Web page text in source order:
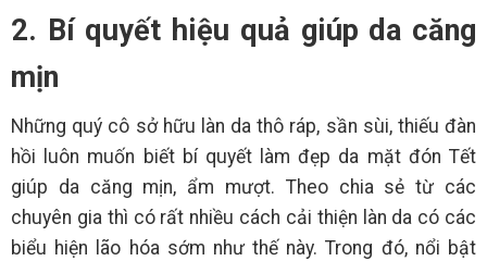
2. Bí quyết hiệu quả giúp da căng
mịn
Những quý cô sở hữu làn da thô ráp, sần sùi, thiếu đàn
hồi luôn muốn biết bí quyết làm đẹp da mặt đón Tết
giúp da căng mịn, ẩm mượt. Theo chia sẻ từ các
chuyên gia thì có rất nhiều cách cải thiện làn da có các
biểu hiện lão hóa sớm như thế này. Trong đó, nổi bật